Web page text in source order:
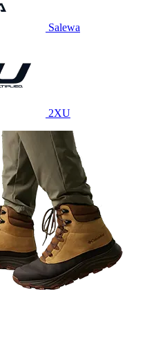
Salewa
2XU